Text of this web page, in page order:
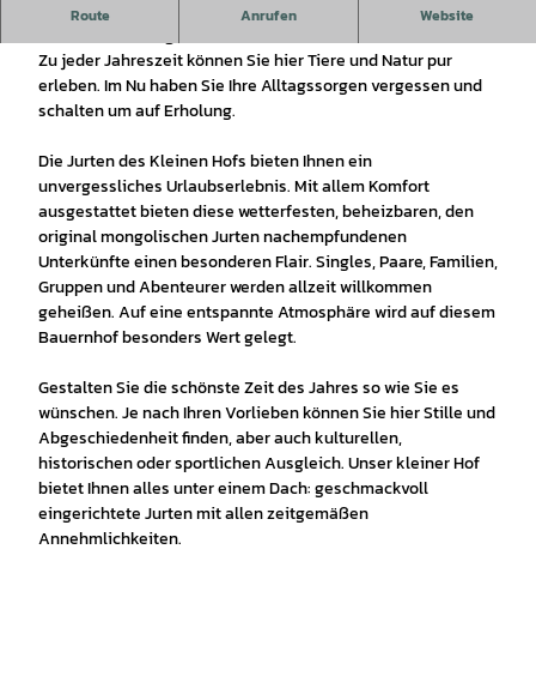
Route Anrufen Website
Der familiengeführte Bauernhof mit angeschlossener
Zu jeder Jahreszeit können Sie hier Tiere und Natur pur
erleben. Im Nu haben Sie Ihre Alltagssorgen vergessen und
schalten um auf Erholung.
Die Jurten des Kleinen Hofs bieten Ihnen ein
unvergessliches Urlaubserlebnis. Mit allem Komfort
ausgestattet bieten diese wetterfesten, beheizbaren, den
original mongolischen Jurten nachempfundenen
Unterkünfte einen besonderen Flair. Singles, Paare, Familien,
Gruppen und Abenteurer werden allzeit willkommen
geheißen. Auf eine entspannte Atmosphäre wird auf diesem
Bauernhof besonders Wert gelegt.
Gestalten Sie die schönste Zeit des Jahres so wie Sie es
wünschen. Je nach Ihren Vorlieben können Sie hier Stille und
Abgeschiedenheit finden, aber auch kulturellen,
historischen oder sportlichen Ausgleich. Unser kleiner Hof
bietet Ihnen alles unter einem Dach: geschmackvoll
eingerichtete Jurten mit allen zeitgemäßen
Annehmlichkeiten.